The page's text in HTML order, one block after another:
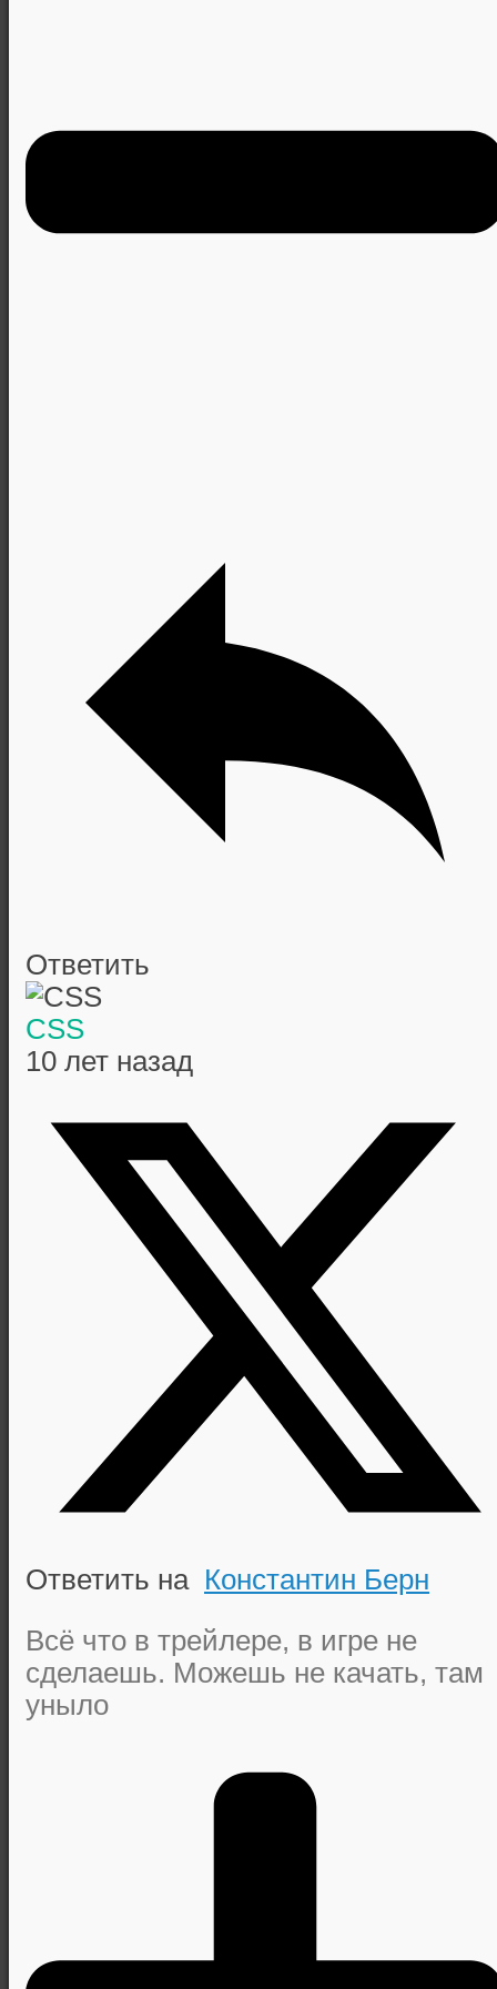
Ответить
CSS
10 лет назад
Ответить на Константин Берн
Всё что в трейлере, в игре не
сделаешь. Можешь не качать, там
уныло